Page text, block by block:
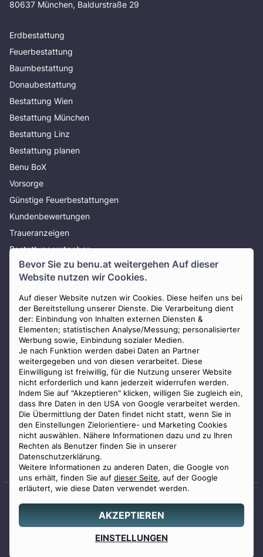
Bevor Sie zu benu.at weitergehen Auf dieser
Website nutzen wir Cookies.
Auf dieser Website nutzen wir Cookies. Diese helfen uns bei
der Bereitstellung unserer Dienste. Die Verarbeitung dient
der: Einbindung von Inhalten externen Diensten &
Elementen; statistischen Analyse/Messung; personalisierter
Werbung sowie, Einbindung sozialer Medien.
Je nach Funktion werden dabei Daten an Partner
weitergegeben und von diesen verarbeitet. Diese
Einwilligung ist freiwillig, für die Nutzung unserer Website
nicht erforderlich und kann jederzeit widerrufen werden.
Indem Sie auf "Akzeptieren" klicken, willigen Sie zugleich ein,
dass Ihre Daten in den USA von Google verarbeitet werden.
Die Übermittlung der Daten findet nicht statt, wenn Sie in
den Einstellungen Zielorientiere- und Marketing Cookies
nicht auswählen. Nähere Informationen dazu und zu Ihren
Rechten als Benutzer finden Sie in unserer
Datenschutzerklärung.
Weitere Informationen zu anderen Daten, die Google von
uns erhält, finden Sie auf dieser Seite, auf der Google
erläutert, wie diese Daten verwendet werden.
AKZEPTIEREN
EINSTELLUNGEN
0800 88 44 04
erstellen
80637 München, Baldurstraße 29
Erdbestattung
Feuerbestattung
Baumbestattung
Donaubestattung
Bestattung Wien
Bestattung München
Bestattung Linz
Bestattung planen
Benu BoX
Vorsorge
Günstige Feuerbestattungen
Kundenbewertungen
Traueranzeigen
Bestattungsratgeber
Über uns
Presse
AGB
Impressum
Datenschutz
Widerrufsbelehrung
Zahlungsmöglichkeiten
Staatlich geprüfter
© 2026 Benu GmbH. Alle Rechte vorbehalten.